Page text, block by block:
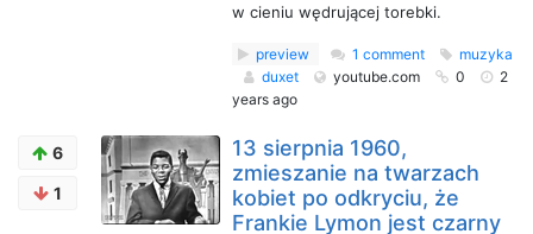
w cieniu wędrującej torebki.
preview 1 comment
muzyka
duxet
youtube.com 0
2
years ago
6
1
13 sierpnia 1960,
zmieszanie na twarzach
kobiet po odkryciu, że
Frankie Lymon jest czarny